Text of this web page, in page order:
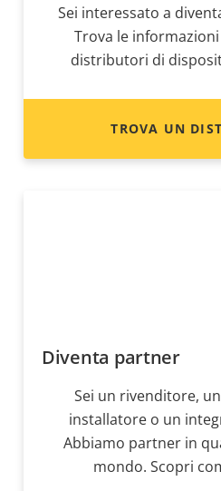
Sei interessato a
Trova le
distributori di
TROVA UN
Diventa partner
Sei un rivenditore,
installatore o un
Abbiamo partner in
mondo. Scopri